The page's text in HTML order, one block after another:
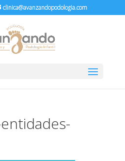
clinica@avanzandopodologia.com